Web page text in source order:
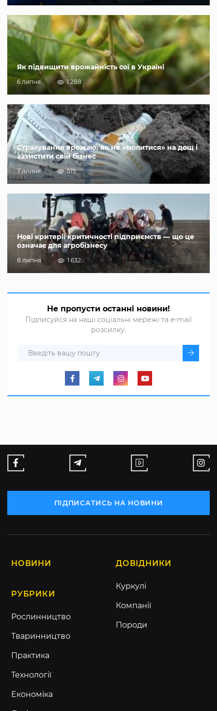
Як підвищити врожайність сої в Україні
6 липня 1 288
Страхування врожаю, як не «молитися» на дощ і
захистити свій бізнес
7 липня 519
Нові критерії критичності підприємств — що це
означає для агробізнесу
8 липня 1 632
Не пропусти останні новини!
Підписуйся на наші соціальні мережі та e-mail
розсилку.
ПІДПИСАТИСЬ НА НОВИНИ
НОВИНИ
РУБРИКИ
Рослинництво
Тваринництво
Практика
Технології
Економіка
ДОВІДНИКИ
Куркулі
Компанії
Породи